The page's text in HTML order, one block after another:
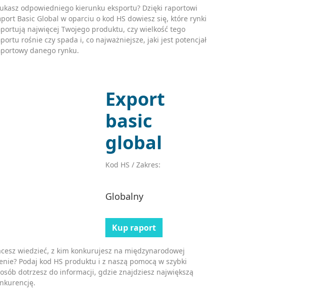
odpowiedniego kierunku eksportu? Dzięki raportowi
Basic Global w oparciu o kod HS dowiesz się, które rynki
najwięcej Twojego produktu, czy wielkość tego
rośnie czy spada i, co najważniejsze, jaki jest potencjał
danego rynku.
Export
basic
global
Kod HS / Zakres:
Globalny
Kup raport
wiedzieć, z kim konkurujesz na międzynarodowej
Podaj kod HS produktu i z naszą pomocą w szybki
dotrzesz do informacji, gdzie znajdziesz największą